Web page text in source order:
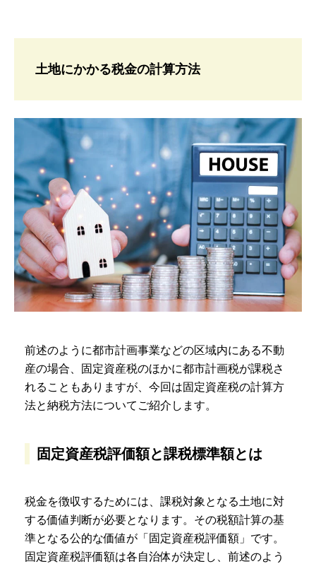
土地にかかる税金の計算方法
前述のように都市計画事業などの区域内にある不動
産の場合、固定資産税のほかに都市計画税が課税さ
れることもありますが、今回は固定資産税の計算方
法と納税方法についてご紹介します。
固定資産税評価額と課税標準額とは
税金を徴収するためには、課税対象となる土地に対
する価値判断が必要となります。その税額計算の基
準となる公的な価値が「固定資産税評価額」です。
固定資産税評価額は各自治体が決定し、前述のよう